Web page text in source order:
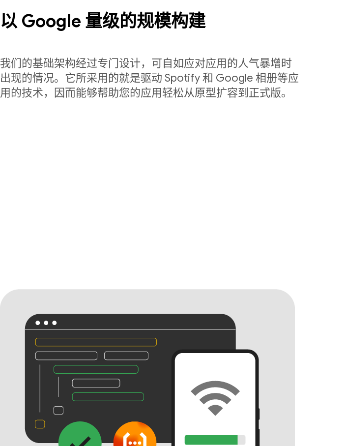
以 Google 量级的规模构建
我们的基础架构经过专门设计，可自如应对应用的人气暴增时
出现的情况。它所采用的就是驱动 Spotify 和 Google 相册等应
用的技术，因而能够帮助您的应用轻松从原型扩容到正式版。